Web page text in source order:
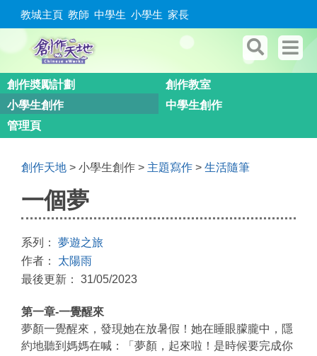
教城主頁 教師 中學生 小學生 家長
創作奬勵計劃
創作教室
小學生創作
中學生創作
管理頁
創作天地 > 小學生創作 > 主題寫作 > 生活隨筆
一個夢
系列： 夢遊之旅
作者： 太陽雨
最後更新： 31/05/2023
第一章-一覺醒來
夢顏一覺醒來，發現她在放暑假！她在睡眼朦朧中，隱
約地聽到媽媽在喊：「夢顏，起來啦！是時候要完成你